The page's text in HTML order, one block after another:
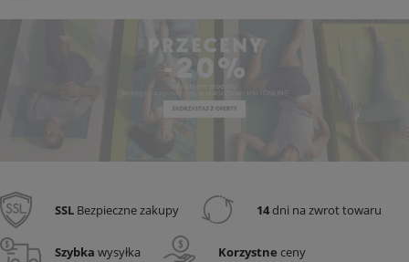
SSL Bezpieczne zakupy 14dni na zwrot towaru
Szybka wysyłka Korzystne ceny